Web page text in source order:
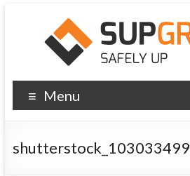
Menu
shutterstock_103033499